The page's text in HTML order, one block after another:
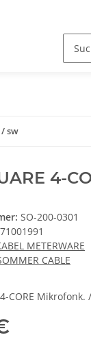
/ sw
4-
SO-200-0301
METERWARE
CABLE
4-CORE Mikrofonk.